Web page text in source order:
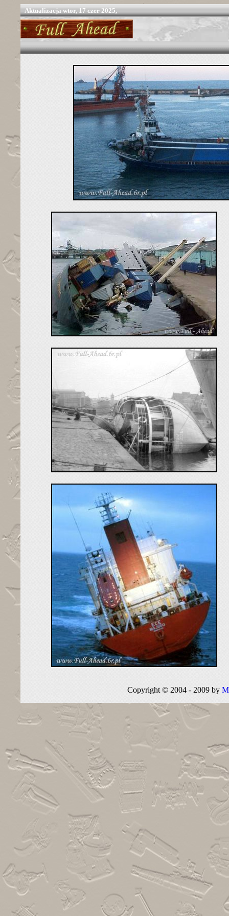
Aktualizacja wtor, 17 czer 2025,
Copyright © 2004 - 2009 by